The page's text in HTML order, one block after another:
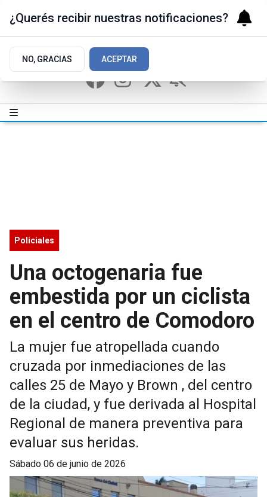
Policiales
Una octogenaria fue
embestida por un ciclista
en el centro de Comodoro
La mujer fue atropellada cuando
cruzada por inmediaciones de las
calles 25 de Mayo y Brown , del centro
de la ciudad, y fue derivada al Hospital
Regional de manera preventiva para
evaluar sus heridas.
sábado 06 de junio de 2026
¿Querés recibir nuestras notificaciones?
NO, GRACIAS ACEPTAR